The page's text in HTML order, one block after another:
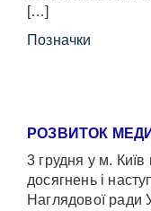
[…]
Позначки
РОЗВИТОК
3 грудня у м.
досягнень і
Наглядової ради